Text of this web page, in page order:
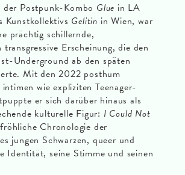
Postpunk-Kombo Glue in LA
Kunstkollektivs Gelitin in Wien, war
prächtig schillernde,
transgressive Erscheinung, die den
Underground ab den späten
Mit den 2022 posthum
wie expliziten Teenager-
er sich darüber hinaus als
kulturelle Figur: I Could Not
Chronologie der
jungen Schwarzen, queer und
Identität, seine Stimme und seinen